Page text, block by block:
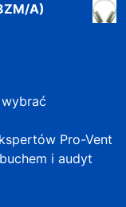
A)
Pro-Vent
i audyt